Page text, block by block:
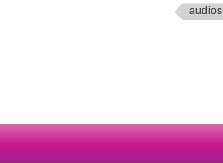
audios